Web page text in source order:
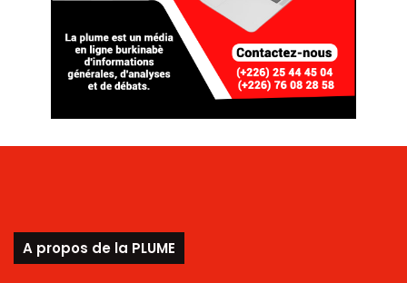
A propos de la PLUME